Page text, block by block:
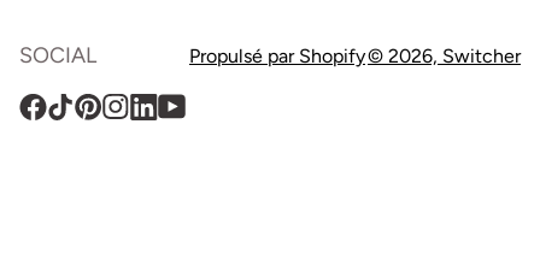
SOCIAL
Facebook
TikTokPinterest
Instagram
Translation
YouTube
Propulsé par Shopify© 2026, Switcher